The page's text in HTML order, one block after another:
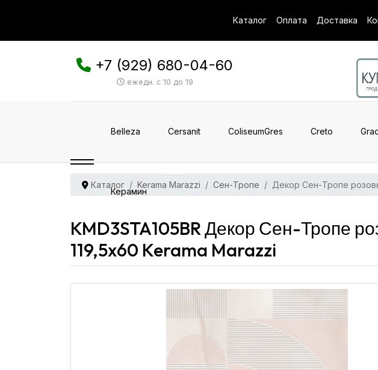
Каталог Оплата Доставка
+7 (929) 680-04-60
ежедн. с 10 до 19
Belleza Cersanit ColiseumGres Creto
Керамин
Каталог Kerama Marazzi Сен-Тропе Декор Сен-Тропе
KMD3STA105BR Декор Сен-Тропе
119,5x60 Kerama Marazzi